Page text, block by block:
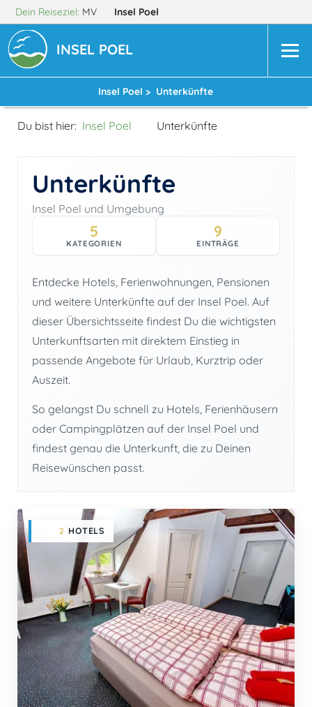
Dein Reiseziel: MV Insel Poel
INSEL POEL
Insel Poel > Unterkünfte
Du bist hier: Insel Poel Unterkünfte
Unterkünfte
Insel Poel und Umgebung
5
KATEGORIEN
9
EINTRÄGE
Entdecke Hotels, Ferienwohnungen, Pensionen
und weitere Unterkünfte auf der Insel Poel. Auf
dieser Übersichtsseite findest Du die wichtigsten
Unterkunftsarten mit direktem Einstieg in
passende Angebote für Urlaub, Kurztrip oder
Auszeit.
So gelangst Du schnell zu Hotels, Ferienhäusern
oder Campingplätzen auf der Insel Poel und
findest genau die Unterkunft, die zu Deinen
Reisewünschen passt.
2 HOTELS